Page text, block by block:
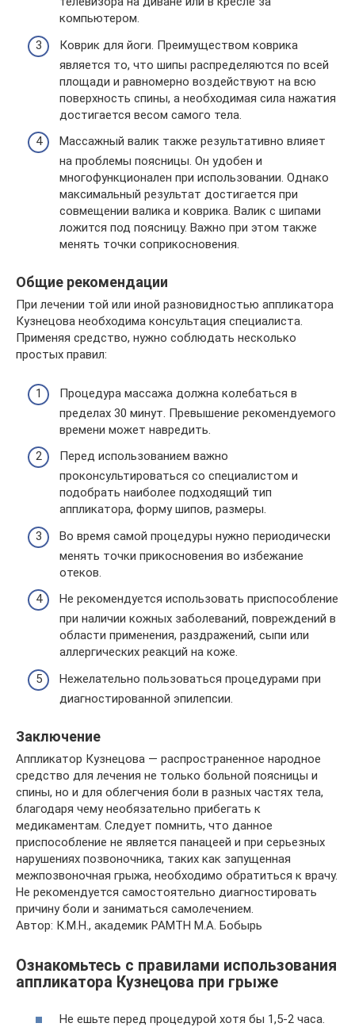
компьютером.
Коврик для йоги. Преимуществом коврика
является то, что шипы распределяются по всей
площади и равномерно воздействуют на всю
поверхность спины, а необходимая сила нажатия
достигается весом самого тела.
Массажный валик также результативно влияет
на проблемы поясницы. Он удобен и
многофункционален при использовании. Однако
максимальный результат достигается при
совмещении валика и коврика. Валик с шипами
ложится под поясницу. Важно при этом также
менять точки соприкосновения.
Общие рекомендации
При лечении той или иной разновидностью аппликатора
Кузнецова необходима консультация специалиста.
Применяя средство, нужно соблюдать несколько
простых правил:
Процедура массажа должна колебаться в
пределах 30 минут. Превышение рекомендуемого
времени может навредить.
Перед использованием важно
проконсультироваться со специалистом и
подобрать наиболее подходящий тип
аппликатора, форму шипов, размеры.
Во время самой процедуры нужно периодически
менять точки прикосновения во избежание
отеков.
Не рекомендуется использовать приспособление
при наличии кожных заболеваний, повреждений в
области применения, раздражений, сыпи или
аллергических реакций на коже.
Нежелательно пользоваться процедурами при
диагностированной эпилепсии.
Заключение
Аппликатор Кузнецова — распространенное народное
средство для лечения не только больной поясницы и
спины, но и для облегчения боли в разных частях тела,
благодаря чему необязательно прибегать к
медикаментам. Следует помнить, что данное
приспособление не является панацеей и при серьезных
нарушениях позвоночника, таких как запущенная
межпозвоночная грыжа, необходимо обратиться к врачу.
Не рекомендуется самостоятельно диагностировать
причину боли и заниматься самолечением.
Автор: К.М.Н., академик РАМТН М.А. Бобырь
Ознакомьтесь с правилами использования
аппликатора Кузнецова при грыже
Не ешьте перед процедурой хотя бы 1,5-2 часа.